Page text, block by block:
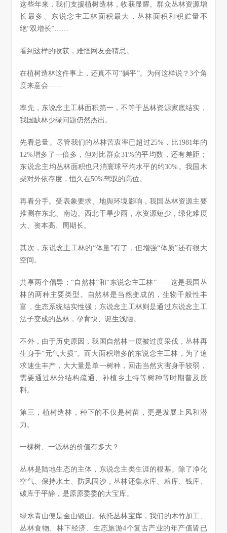
这些年来，我们支援植树造林，收获显耀。群众丛林资源增
长最多、东说念主工林面积最大，丛林面积和积贮量不
绝“双增长”……
看到这样的收获，难怪网友会猜忌。
在植树造林这件事上，还真不可“躺平”。为何这样说？3个角
度来意会——
率先，东说念主工林面积第一，不等于丛林资源家底结实，
我国缺林少绿问题仍然杰出。
先看总量。尽管我们的丛林苦衷率已超过25%，比1981年的
12%增多了一倍多，但对比群众31%的平均数，还有差距；
东说念主均丛林面积也只消寰球平均水平的约30%。我国木
柴对外依存度，恒久在50%驾驭的高位。
再看分手。受表象要求、地舆环境影响，我国丛林资源主要
推测在东北、南边。西北干旱少雨，水资源短少，绿化难度
大、资本高、周期长。
其次，东说念主工林的“体量”有了，但增强“体质”还有很大
空间。
共享两个倡导：“自然林”和“东说念主工林”——这是我国丛
林的两种主要类型。自然林是当然变成的，生物千般性丰
富，生态系统结实性强；东说念主工林则是通过东说念主工
法子变成的丛林，孕育快、诞生浅陋。
不外，由于历史原因，我国自然林一度被过度采伐，丛林再
生身手“元气大损”。而大面积增多的东说念主工林，为了追
求速生丰产，大大量是单一树种，回击当然灾害身手较弱，
需要通过林分结构疏通、补植乡土特等树种等时期普及质
料。
第三，植树造林，种下的不仅是树苗，更是发展上风和潜
力。
一棵树、一派林的价值有多大？
丛林是陆地生态的主体，东说念主类生涯的根基。除了净化
空气、保持水土、防风固沙，丛林还集水库、粮库、钱库、
碳库于平静，是原原委委的大宝库。
绿水青山便是金山银山。依托丛林宝库，我们的木竹加工、
丛林食物、林下经济、生态旅游4个复古产业的年产值皆已